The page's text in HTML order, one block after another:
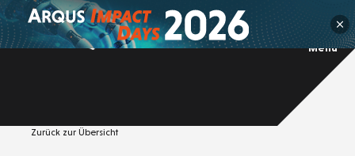
Menü
Integrierte
(IMS)
Zurück zur Übersicht